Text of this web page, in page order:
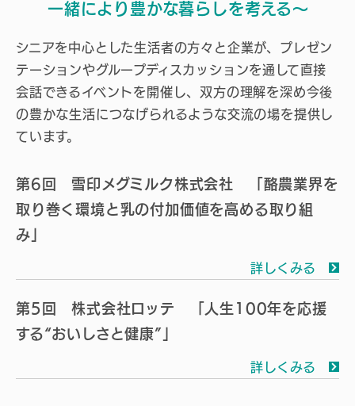
一緒により豊かな暮らしを考える～
シニアを中心とした生活者の方々と企業が、プレゼン
テーションやグループディスカッションを通して直接
会話できるイベントを開催し、双方の理解を深め今後
の豊かな生活につなげられるような交流の場を提供し
ています。
第6回 雪印メグミルク株式会社 「酪農業界を
取り巻く環境と乳の付加価値を高める取り組
み」
詳しくみる
第5回 株式会社ロッテ 「人生100年を応援
する“おいしさと健康”」
詳しくみる